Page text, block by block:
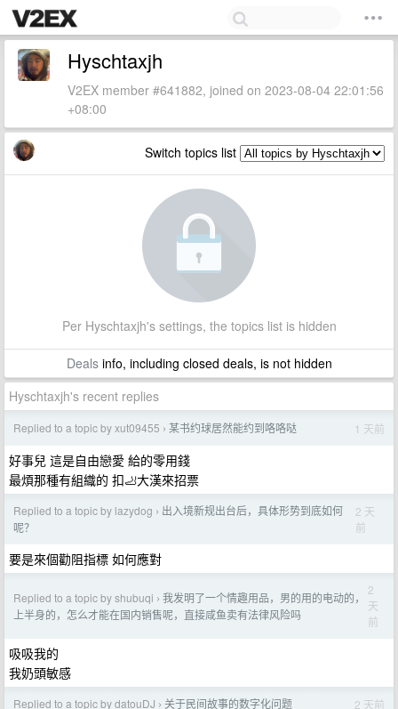
Hyschtaxjh
V2EX member #641882, joined on 2023-08-04 22:01:56
+08:00
Switch topics list
Per Hyschtaxjh's settings, the topics list is hidden
Dealsinfo, including closed deals, is not hidden
Hyschtaxjh's recent replies
Replied to a topic by xut09455 › 某书约球居然能约到咯咯哒 1 天前
好事兒 這是自由戀愛 給的零用錢
最煩那種有組織的 扣🦶大漢來招票
Replied to a topic by lazydog › 出入境新规出台后，具体形势到底如何
呢？
2 天
前
要是來個勸阻指標 如何應對
Replied to a topic by shubuqi › 我发明了一个情趣用品，男的用的电动的，
上半身的，怎么才能在国内销售呢，直接咸鱼卖有法律风险吗
2
天
前
吸吸我的
我奶頭敏感
Replied to a topic by datouDJ › 关于民间故事的数字化问题 2 天前